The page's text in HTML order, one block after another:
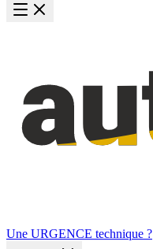
Une URGENCE technique ?